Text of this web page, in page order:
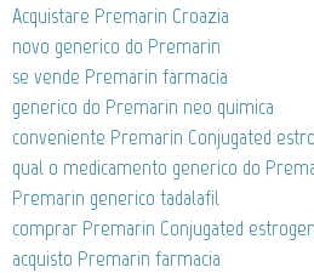
Acquistare Premarin Croazia
novo generico do Premarin
se vende Premarin farmacia
generico do Premarin neo quimica
conveniente Premarin Conjugated
qual o medicamento generico do
Premarin generico tadalafil
comprar Premarin Conjugated
acquisto Premarin farmacia